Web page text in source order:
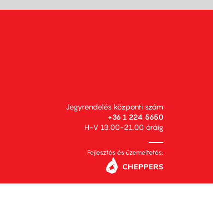
Jegyrendelés központi szám
+36 1 224 5650
H-V 13.00-21.00 óráig
Fejlesztés és üzemeltetés: